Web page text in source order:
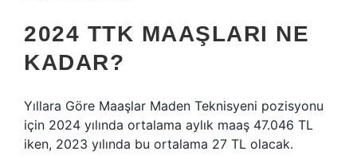
2024 TTK MAAŞLARI NE
KADAR?
Yıllara Göre Maaşlar Maden Teknisyeni pozisyonu
için 2024 yılında ortalama aylık maaş 47.046 TL
iken, 2023 yılında bu ortalama 27 TL olacak.